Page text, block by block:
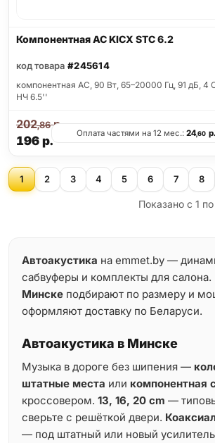
Компонентная АС KICX STC 6.2
код товара #245614
компонентная АС, 90 Вт, 65–20000 Гц, 91 дБ, 4
НЧ 6.5''
196р.
202,86р.
Оплата частями на 12 мес.:24,60 р.
1 2 3 4 5 6 7 8
Показано с 1
Автоакустика на emmet.by —
сабвуферы и комплекты для салона.
Минске подбирают по размеру и
оформляют доставку по Беларуси.
Автоакустика в Минске
Музыка в дороге без шипения —
штатные места или компонентная
кроссовером. 13, 16, 20 cm —
сверьте с решёткой двери.
— под штатный или новый